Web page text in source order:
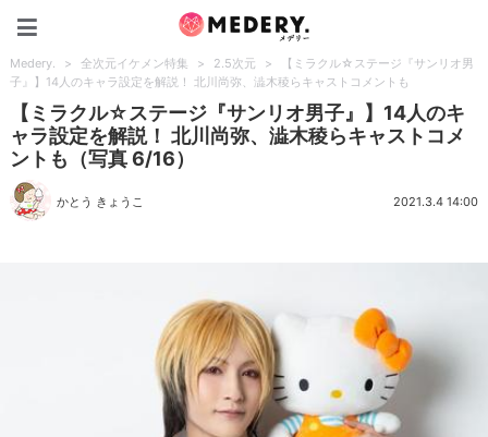
Medery. > 全次元イケメン特集 > 2.5次元 >
【ミラクル☆ステージ『サンリオ男
子』】14人のキャラ設定を解説！ 北川尚弥、澁木稜らキャストコメントも
【ミラクル☆ステージ『サンリオ男子』】14人のキ
ャラ設定を解説！ 北川尚弥、澁木稜らキャストコメ
ントも（写真 6/16）
かとう きょうこ 2021.3.4 14:00